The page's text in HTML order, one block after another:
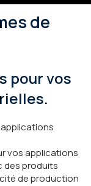
de
pour vos
vos applications
des produits
de production